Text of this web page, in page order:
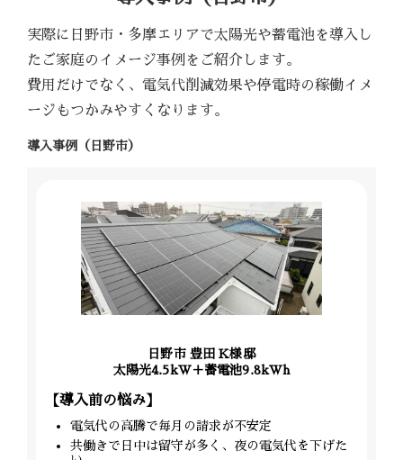
実際に日野市・多摩エリアで太陽光や蓄電池を導入し
たご家庭のイメージ事例をご紹介します。
費用だけでなく、電気代削減効果や停電時の稼働イメ
ージもつかみやすくなります。
導入事例（日野市）
日野市 豊田 K様邸
太陽光4.5kW＋蓄電池9.8kWh
【導入前の悩み】
電気代の高騰で毎月の請求が不安定
共働きで日中は留守が多く、夜の電気代を下げた